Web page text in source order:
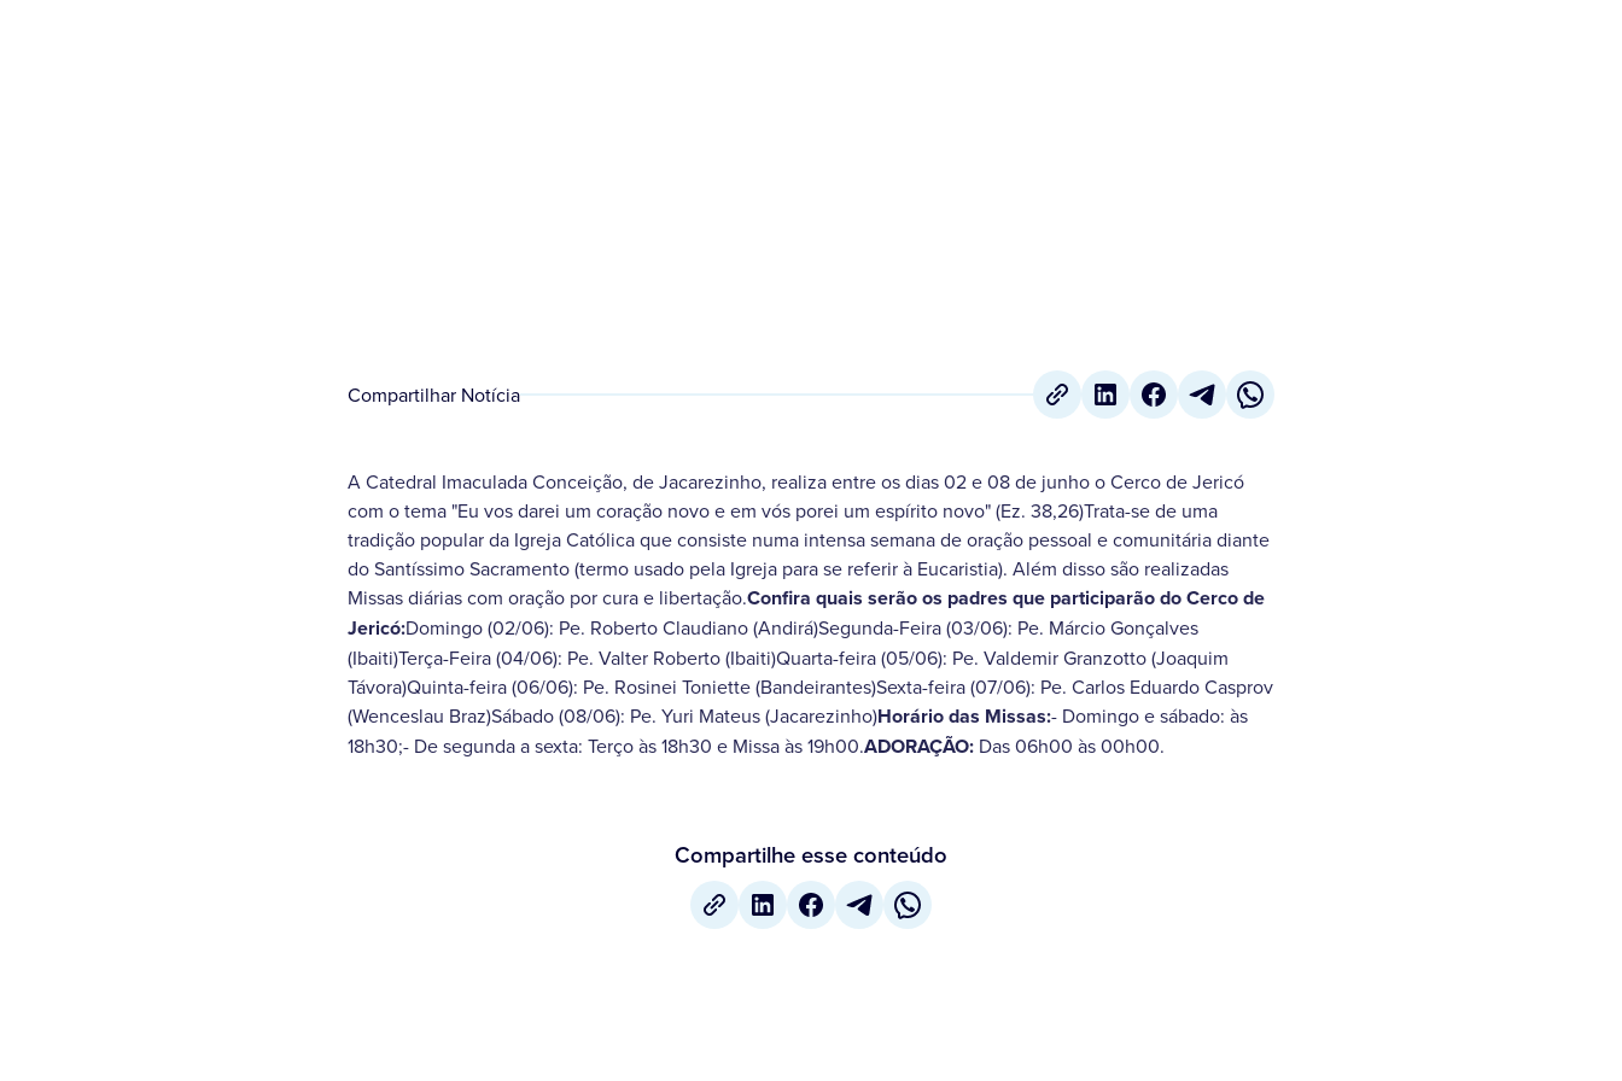
Compartilhar Notícia
A Catedral Imaculada Conceição, de Jacarezinho, realiza entre os dias 02 e 08 de junho o Cerco de Jericó
com o tema "Eu vos darei um coração novo e em vós porei um espírito novo" (Ez. 38,26)Trata-se de uma
tradição popular da Igreja Católica que consiste numa intensa semana de oração pessoal e comunitária diante
do Santíssimo Sacramento (termo usado pela Igreja para se referir à Eucaristia). Além disso são realizadas
Missas diárias com oração por cura e libertação.Confira quais serão os padres que participarão do Cerco de
Jericó:Domingo (02/06): Pe. Roberto Claudiano (Andirá)Segunda-Feira (03/06): Pe. Márcio Gonçalves
(Ibaiti)Terça-Feira (04/06): Pe. Valter Roberto (Ibaiti)Quarta-feira (05/06): Pe. Valdemir Granzotto (Joaquim
Távora)Quinta-feira (06/06): Pe. Rosinei Toniette (Bandeirantes)Sexta-feira (07/06): Pe. Carlos Eduardo Casprov
(Wenceslau Braz)Sábado (08/06): Pe. Yuri Mateus (Jacarezinho)Horário das Missas:- Domingo e sábado: às
18h30;- De segunda a sexta: Terço às 18h30 e Missa às 19h00.ADORAÇÃO: Das 06h00 às 00h00.
Compartilhe esse conteúdo